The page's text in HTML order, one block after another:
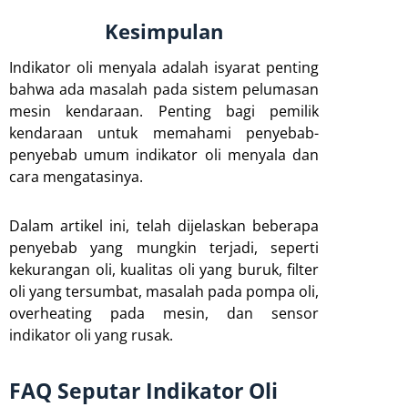
Kesimpulan
Indikator oli menyala adalah isyarat penting
bahwa ada masalah pada sistem pelumasan
mesin kendaraan. Penting bagi pemilik
kendaraan untuk memahami penyebab-
penyebab umum indikator oli menyala dan
cara mengatasinya.
Dalam artikel ini, telah dijelaskan beberapa
penyebab yang mungkin terjadi, seperti
kekurangan oli, kualitas oli yang buruk, filter
oli yang tersumbat, masalah pada pompa oli,
overheating pada mesin, dan sensor
indikator oli yang rusak.
FAQ Seputar Indikator Oli